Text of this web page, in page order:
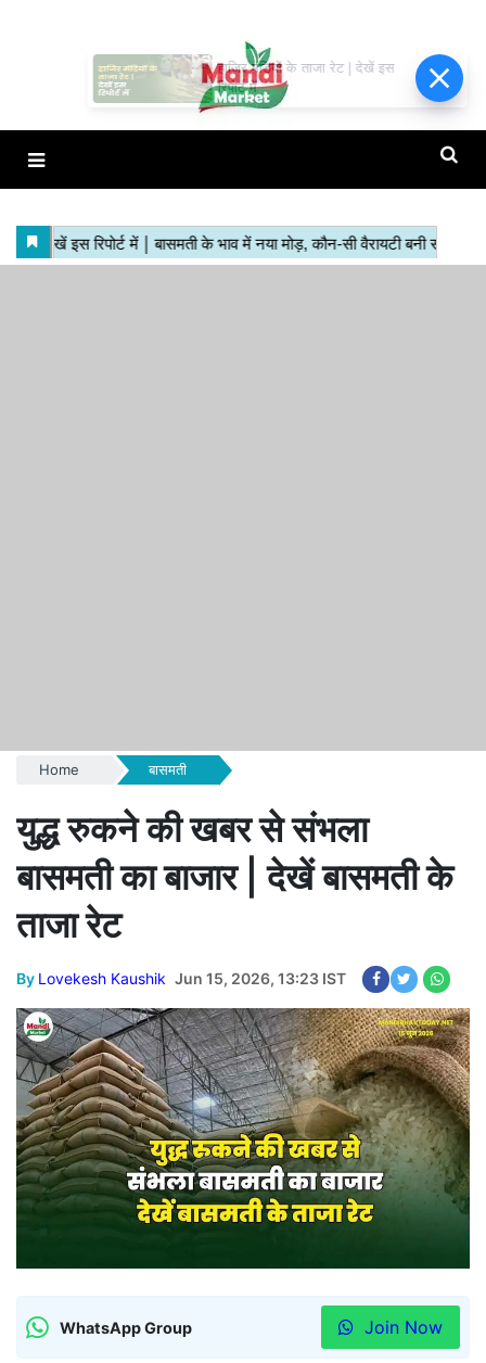
Home बासमती
युद्ध रुकने की खबर से संभला
बासमती का बाजार | देखें बासमती के
ताजा रेट
By Lovekesh Kaushik Jun 15, 2026, 13:23 IST
WhatsApp Group Join Now
हाजिर मंडियों के ताजा रेट | देखें इस
रिपोर्ट में